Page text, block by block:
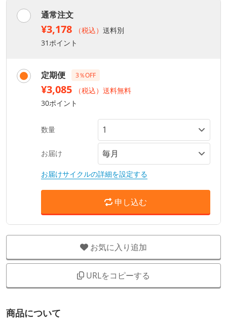
通常注文
¥3,178 （税込） 送料別
31ポイント
定期便 3％OFF
¥3,085
（税込）送料無料
30ポイント
数量
お届け
お届けサイクルの詳細を設定する
申し込む
お気に入り追加
URLをコピーする
商品について